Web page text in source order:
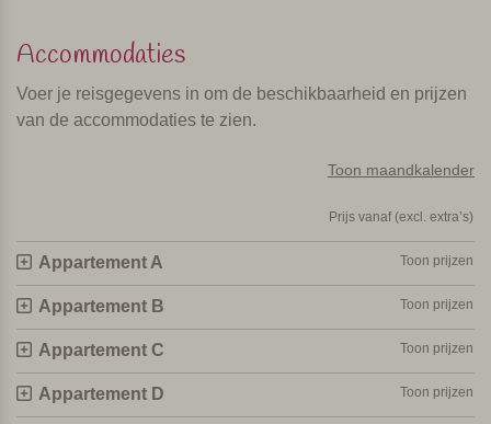
Accommodaties
Voer je reisgegevens in om de beschikbaarheid en prijzen
van de accommodaties te zien.
Toon maandkalender
Prijs vanaf (excl. extra’s)
Appartement A Toon prijzen
Appartement B Toon prijzen
Appartement C Toon prijzen
Appartement D Toon prijzen